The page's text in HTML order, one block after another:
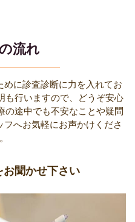
流れ
に診査診断に力を入れてお
も行いますので、どうぞ安心
の途中でも不安なことや疑問
へお気軽にお声かけくださ
お聞かせ下さい